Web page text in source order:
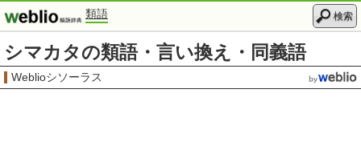
類語 検索
シマカタの類語・言い換え・同義語
Weblioシソーラス